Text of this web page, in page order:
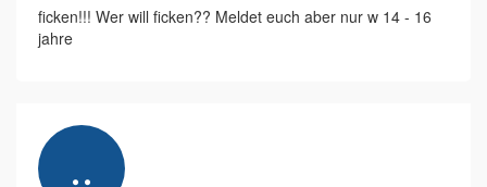
ficken!!! Wer will ficken?? Meldet euch aber nur w 14 - 16
jahre